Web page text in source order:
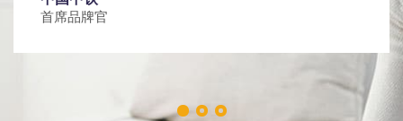
首席品牌官